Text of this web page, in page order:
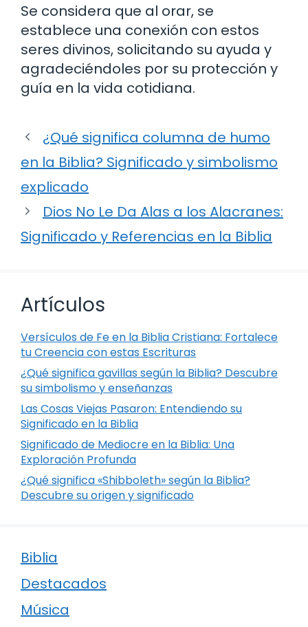
Se considera que al orar, se
establece una conexión con estos
seres divinos, solicitando su ayuda y
agradeciéndoles por su protección y
guía en la vida cotidiana.
¿Qué significa columna de humo
en la Biblia? Significado y simbolismo
explicado
Dios No Le Da Alas a los Alacranes:
Significado y Referencias en la Biblia
Artículos
Versículos de Fe en la Biblia Cristiana: Fortalece
tu Creencia con estas Escrituras
¿Qué significa gavillas según la Biblia? Descubre
su simbolismo y enseñanzas
Las Cosas Viejas Pasaron: Entendiendo su
Significado en la Biblia
Significado de Mediocre en la Biblia: Una
Exploración Profunda
¿Qué significa «Shibboleth» según la Biblia?
Descubre su origen y significado
Biblia
Destacados
Música